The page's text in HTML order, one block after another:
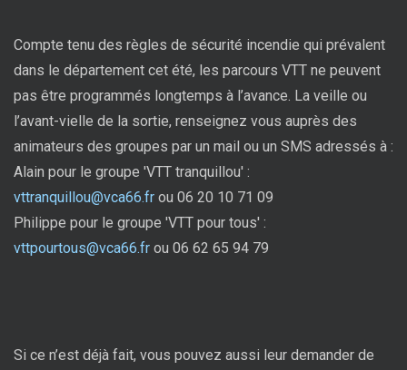
Compte tenu des règles de sécurité incendie qui prévalent
dans le département cet été, les parcours VTT ne peuvent
pas être programmés longtemps à l’avance. La veille ou
l’avant-vielle de la sortie, renseignez vous auprès des
animateurs des groupes par un mail ou un SMS adressés à :
Alain pour le groupe 'VTT tranquillou' :
vttranquillou@vca66.fr ou 06 20 10 71 09
Philippe pour le groupe 'VTT pour tous' :
vttpourtous@vca66.fr ou 06 62 65 94 79
Si ce n’est déjà fait, vous pouvez aussi leur demander de